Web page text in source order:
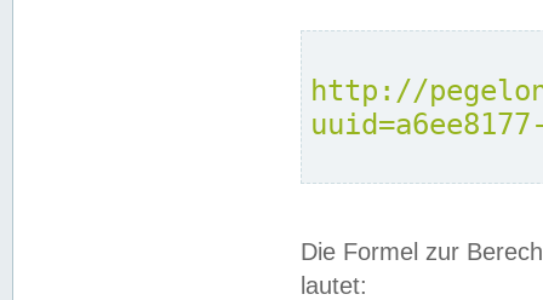
http://
Die Formel zur
lautet: